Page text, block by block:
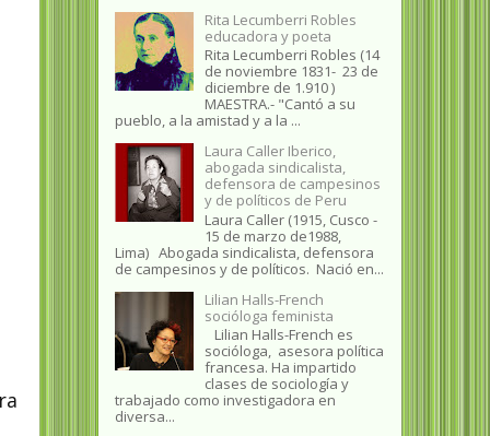
Rita Lecumberri Robles
educadora y poeta
Rita Lecumberri Robles (14
de noviembre 1831- 23 de
diciembre de 1.910 )
MAESTRA.- "Cantó a su
pueblo, a la amistad y a la ...
Laura Caller Iberico,
abogada sindicalista,
defensora de campesinos
y de políticos de Peru
Laura Caller (1915, Cusco -
15 de marzo de1988,
Lima) Abogada sindicalista, defensora
de campesinos y de políticos. Nació en...
Lilian Halls-French
socióloga feminista
Lilian Halls-French es
socióloga, asesora política
francesa. Ha impartido
clases de sociología y
trabajado como investigadora en
diversa...